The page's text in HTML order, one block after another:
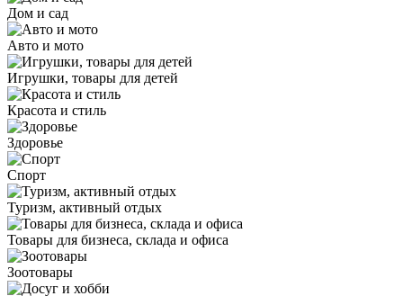
Дом и сад
Авто и мото
Игрушки, товары для детей
Красота и стиль
Здоровье
Спорт
Туризм, активный отдых
Товары для бизнеса, склада и офиса
Зоотовары